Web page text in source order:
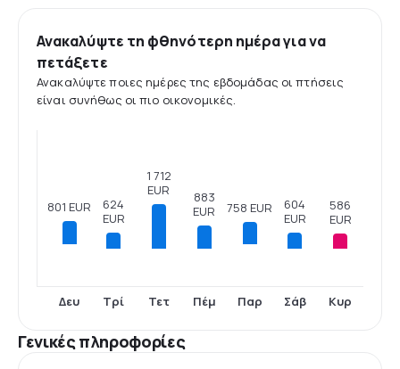
Ανακαλύψτε τη φθηνότερη ημέρα για να
πετάξετε
Ανακαλύψτε ποιες ημέρες της εβδομάδας οι πτήσεις
είναι συνήθως οι πιο οικονομικές.
801 EUR
Δευ
624
EUR
Τρί
1 712
EUR
Τετ
883
EUR
Πέμ
758 EUR
Παρ
604
EUR
Σάβ
586
EUR
Κυρ
Γενικές πληροφορίες